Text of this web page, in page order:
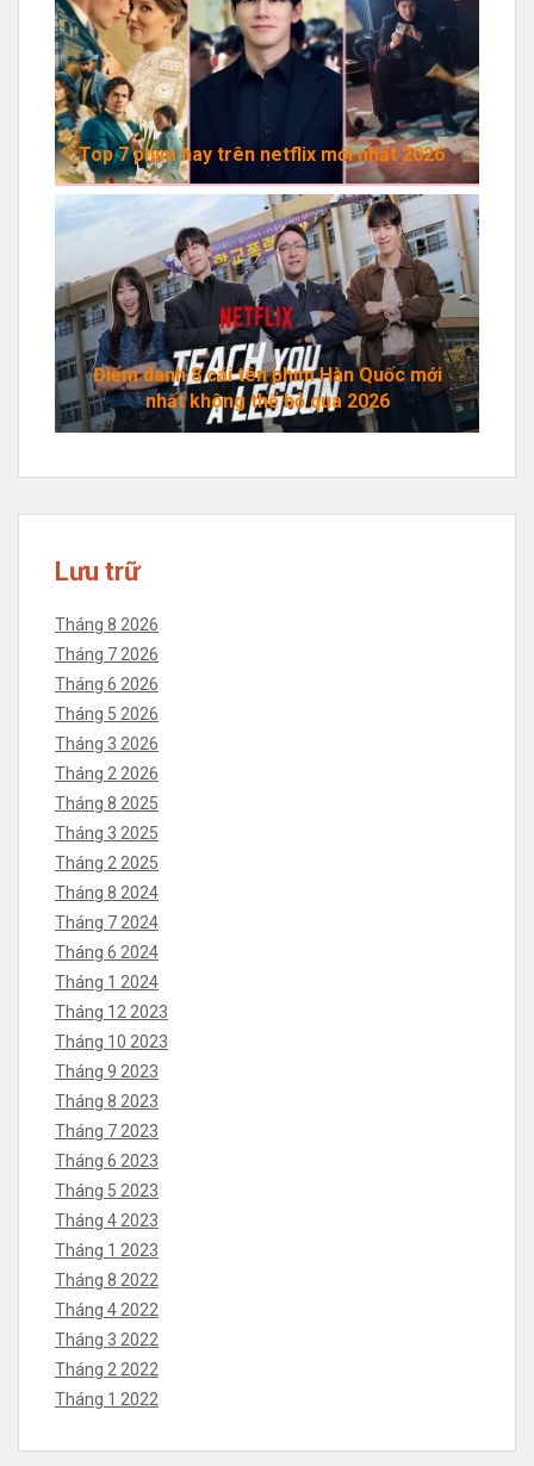
Top 7 phim hay trên netflix mới nhất 2026
Điểm danh 8 cái tên phim Hàn Quốc mới
nhất không thể bỏ qua 2026
Lưu trữ
Tháng 8 2026
Tháng 7 2026
Tháng 6 2026
Tháng 5 2026
Tháng 3 2026
Tháng 2 2026
Tháng 8 2025
Tháng 3 2025
Tháng 2 2025
Tháng 8 2024
Tháng 7 2024
Tháng 6 2024
Tháng 1 2024
Tháng 12 2023
Tháng 10 2023
Tháng 9 2023
Tháng 8 2023
Tháng 7 2023
Tháng 6 2023
Tháng 5 2023
Tháng 4 2023
Tháng 1 2023
Tháng 8 2022
Tháng 4 2022
Tháng 3 2022
Tháng 2 2022
Tháng 1 2022